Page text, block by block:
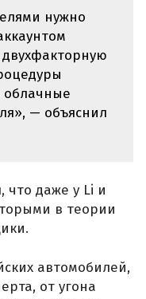
нужно
облачные
— объяснил
что даже у Li и
в теории
автомобилей,
от угона